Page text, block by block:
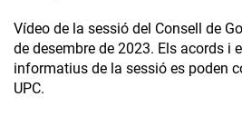
Vídeo de la sessió del Consell de
de desembre de 2023. Els acords i
informatius de la sessió es poden
UPC.